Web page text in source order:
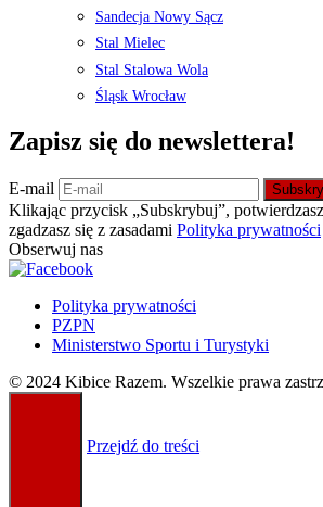
Sandecja Nowy Sącz
Stal Mielec
Stal Stalowa Wola
Śląsk Wrocław
Zapisz się do newslettera!
E-mail
Klikając przycisk „Subskrybuj”,
zgadzasz się z zasadami Polityka prywatności
Obserwuj nas
Polityka prywatności
PZPN
Ministerstwo Sportu i Turystyki
© 2024 Kibice Razem. Wszelkie prawa
Przejdź do treści